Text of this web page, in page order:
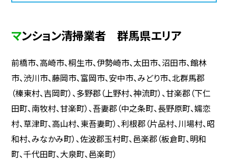
マンション清掃業者 群馬県エリア
前橋市、高崎市、桐生市、伊勢崎市、太田市、沼田市、館林
市、渋川市、藤岡市、富岡市、安中市、みどり市、北群馬郡
（榛東村、吉岡町）、多野郡（上野村、神流町）、甘楽郡（下仁
田町、南牧村、甘楽町）、吾妻郡（中之条町、長野原町、嬬恋
村、草津町、高山村、東吾妻町）、利根郡（片品村、川場村、昭
和村、みなかみ町）、佐波郡玉村町、邑楽郡（板倉町、明和
町、千代田町、大泉町、邑楽町）